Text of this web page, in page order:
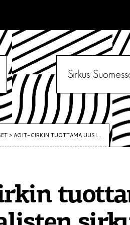
Sirkus
>AGIT-CIRKIN TUOTTAMA UUSI...